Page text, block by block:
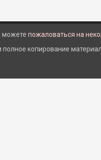
можете пожаловаться на
полное копирование